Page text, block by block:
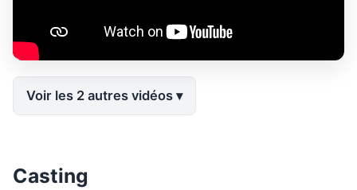
Voir les 2 autres vidéos
Casting